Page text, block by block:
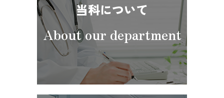
当科について
About our department